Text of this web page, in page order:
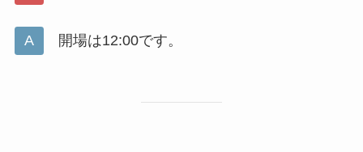
開場は12:00です。